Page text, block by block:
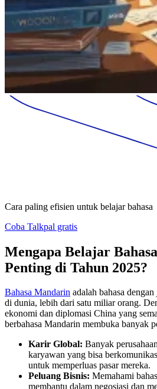
Cara paling efisien untuk belajar bahasa
Coba Talkpal gratis
Mengapa Belajar
Penting di Tahun 2025?
Bahasa Mandarin adalah bahasa
di dunia, lebih dari satu miliar orang.
ekonomi dan diplomasi China yang
berbahasa Mandarin membuka banyak
Karir Global: Banyak
karyawan yang bisa
untuk memperluas pasar mereka.
Peluang Bisnis: Memahami
membantu dalam negosiasi dan